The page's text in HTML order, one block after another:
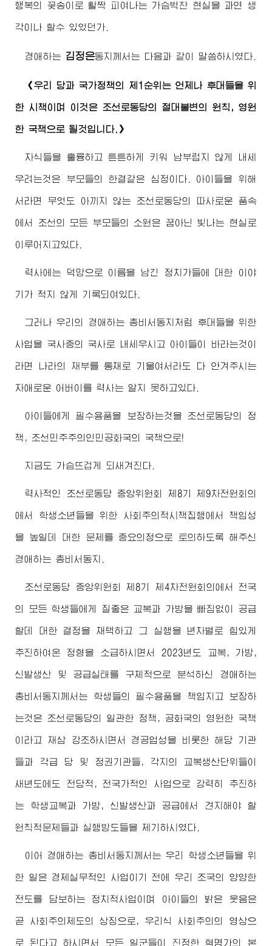
행복의 꽃송이로 활짝 피여나는 가슴벅찬 현실을 과연 생
각이나 할수 있었던가.
경애하는 김정은동지께서 는 다음과 같이 말씀하시였다.
《우리 당과 국가정책의 제1순위는 언제나 후대들을 위
한 시책이며 이것은 조선로동당의 절대불변의 원칙, 영원
한 국책으로 될것입니다.》
자식들을 훌륭하고 튼튼하게 키워 남부럽지 않게 내세
우려는것은 부모들의 한결같은 심정이다. 아이들을 위해
서라면 무엇도 아끼지 않는 조선로동당의 따사로운 품속
에서 조선의 모든 부모들의 소원은 꿈아닌 빛나는 현실로
이루어지고있다.
력사에는 덕망으로 이름을 남긴 정치가들에 대한 이야
기가 적지 않게 기록되여있다.
그러나 우리의 경애하는 총비서동지 처럼 후대들을 위한
사업을 국사중의 국사로 내세우시고 아이들이 바라는것이
라면 나라의 재부를 통채로 기울여서라도 다 안겨주시는
자애로운 어버이 를 력사는 알지 못하고있다.
아이들에게 필수용품을 보장하는것을 조선로동당의 정
책, 조선민주주의인민공화국의 국책으로!
지금도 가슴뜨겁게 되새겨진다.
력사적인 조선로동당 중앙위원회 제8기 제9차전원회의
에서 학생소년들을 위한 사회주의적시책집행에서 책임성
을 높일데 대한 문제를 중요의정으로 토의하도록 해주신
경애하는 총비서동지
조선로동당 중앙위원회 제8기 제4차전원회의에서 전국
의 모든 학생들에게 질좋은 교복과 가방을 빠짐없이 공급
할데 대한 결정을 채택하고 그 실행을 년차별로 힘있게
추진하여온 정형을 소급하시면서 2023년도 교복, 가방,
신발생산 및 공급실태를 구체적으로 분석하신 경애하는
총비서동지께서 는 학생들의 필수용품을 책임지고 보장하
는것은 조선로동당의 일관한 정책, 공화국의 영원한 국책
이라고 재삼 강조하시면서 경공업성을 비롯한 해당 기관
들과 각급 당 및 정권기관들, 각지의 교복생산단위들이
새년도에도 전당적, 전국가적인 사업으로 강력히 추진하
는 학생교복과 가방, 신발생산과 공급에서 견지해야 할
원칙적문제들과 실행방도들을 제기하시였다.
이어 경애하는 총비서동지께서 는 우리 학생소년들을 위
한 일은 경제실무적인 사업이기 전에 우리 조국의 양양한
전도를 담보하는 정치적사업이며 아이들의 밝은 웃음은
곧 사회주의제도의 상징으로, 우리식 사회주의의 영상으
로 된다고 하시면서 모든 일군들이 진정한 혁명가의 본